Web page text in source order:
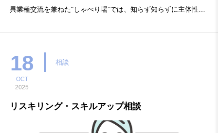
異業種交流を兼ねた"しゃべり場”では、知らず知らずに主体性と
由に意見を交わしていただきます。働くあなたの自己啓発を応援
します
18
OCT
2025
相談
リスキリング・スキルアップ相談